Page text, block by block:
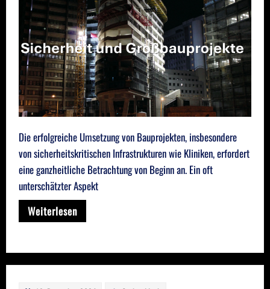
Die erfolgreiche Umsetzung von Bauprojekten, insbesondere
von sicherheitskritischen Infrastrukturen wie Kliniken, erfordert
eine ganzheitliche Betrachtung von Beginn an. Ein oft
unterschätzter Aspekt
Weiterlesen